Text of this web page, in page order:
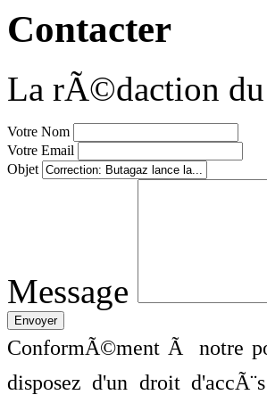
Contacter
La rÃ©daction
Votre Nom
Votre Email
Objet
Message
ConformÃ©ment Ã notre
disposez d'un droit